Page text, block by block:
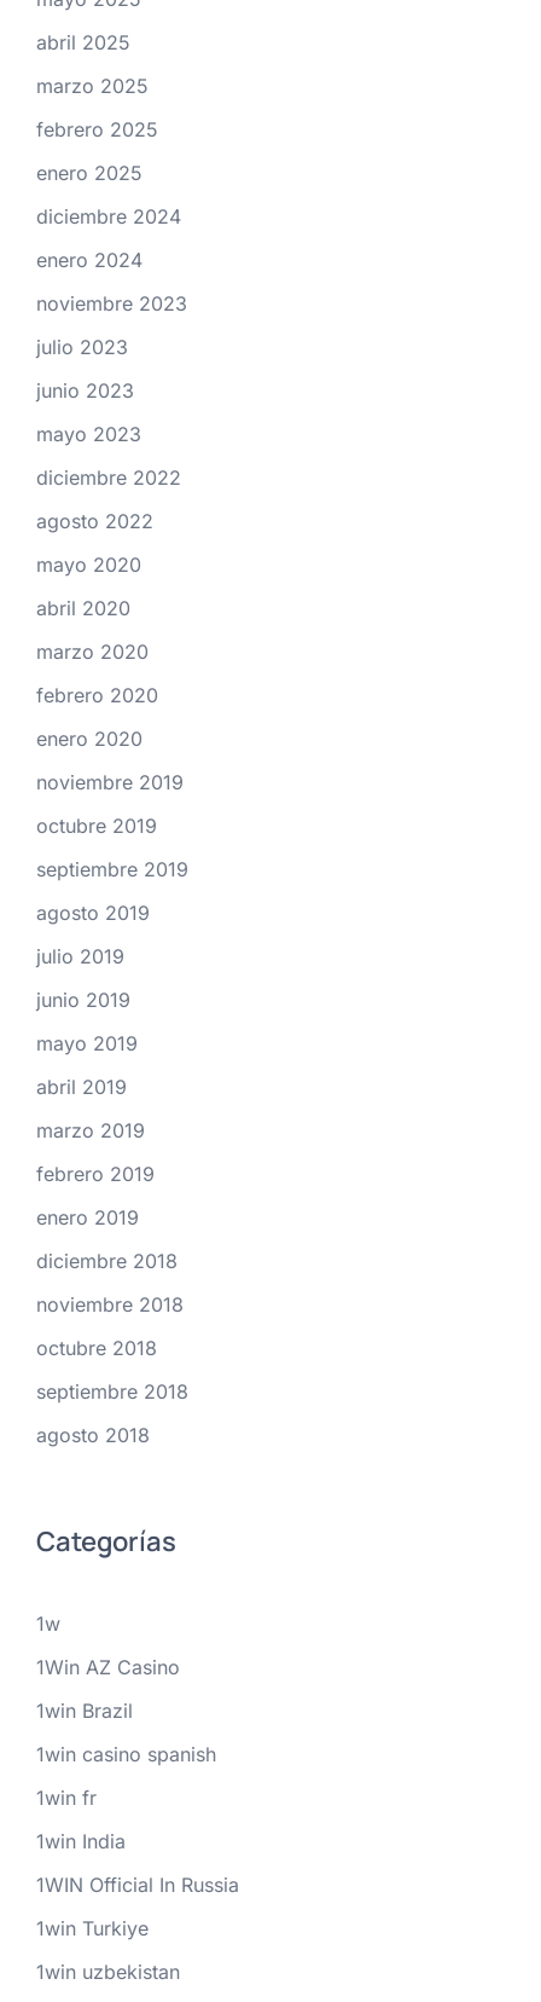
abril 2025
marzo 2025
febrero 2025
enero 2025
diciembre 2024
enero 2024
noviembre 2023
julio 2023
junio 2023
mayo 2023
diciembre 2022
agosto 2022
mayo 2020
abril 2020
marzo 2020
febrero 2020
enero 2020
noviembre 2019
octubre 2019
septiembre 2019
agosto 2019
julio 2019
junio 2019
mayo 2019
abril 2019
marzo 2019
febrero 2019
enero 2019
diciembre 2018
noviembre 2018
octubre 2018
septiembre 2018
agosto 2018
Categorías
1w
1Win AZ Casino
1win Brazil
1win casino spanish
1win fr
1win India
1WIN Official In Russia
1win Turkiye
1win uzbekistan